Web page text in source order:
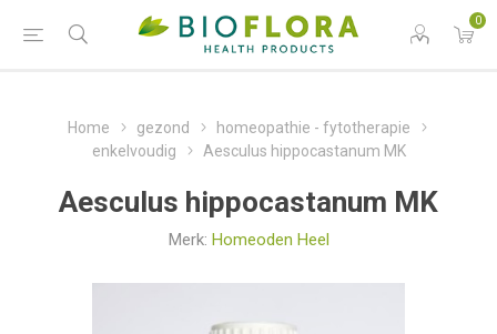
0
Home gezond
homeopathie - fytotherapie
enkelvoudig
Aesculus hippocastanum MK
Aesculus hippocastanum MK
Merk: Homeoden Heel